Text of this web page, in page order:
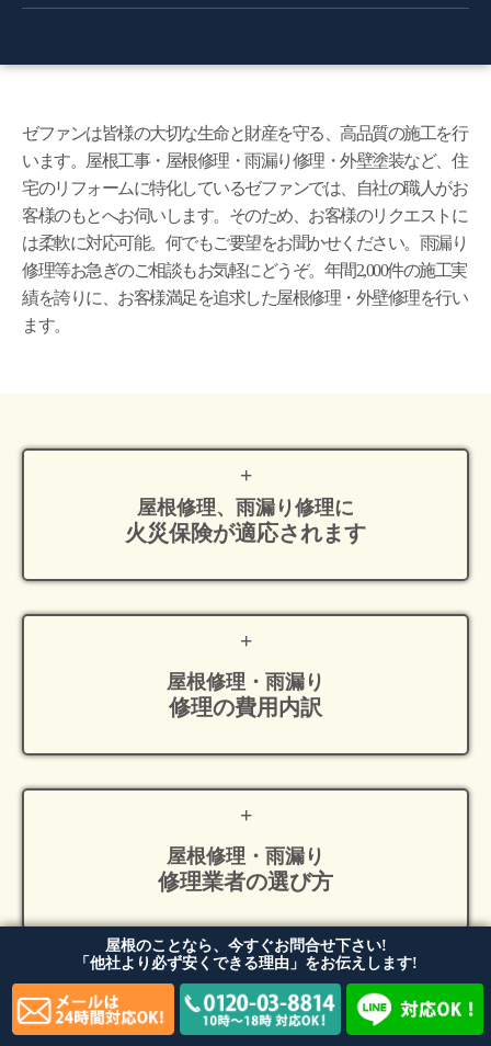
ゼファンは皆様の大切な生命と財産を守る、高品質の施工を行
います。屋根工事・屋根修理・雨漏り修理・外壁塗装など、住
宅のリフォームに特化しているゼファンでは、自社の職人がお
客様のもとへお伺いします。そのため、お客様のリクエストに
は柔軟に対応可能。何でもご要望をお聞かせください。雨漏り
修理等お急ぎのご相談もお気軽にどうぞ。年間2,000件の施工実
績を誇りに、お客様満足を追求した屋根修理・外壁修理を行い
ます。
屋根修理、雨漏り修理に
火災保険が適応されます
屋根修理・雨漏り
修理の費用内訳
屋根修理・雨漏り
修理業者の選び方
屋根修理コンテンツ一覧
屋根のことなら、今すぐお問合せ下さい!
「他社より必ず安くできる理由」をお伝えします!